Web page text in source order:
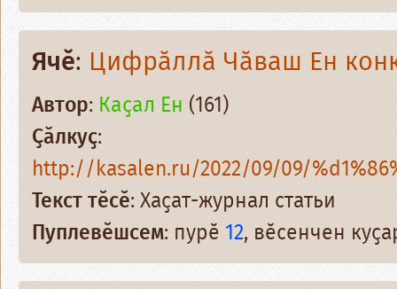
Ячӗ: Цифрӑллӑ Чӑваш Ен
Автор: Каҫал Ен (161)
Ҫӑлкуҫ:
http://kasalen.ru/2022/09/09/
Текст тӗсӗ: Хаҫат-журнал статьи
Пуплевӗшсем: пурӗ 12, вӗсенчен